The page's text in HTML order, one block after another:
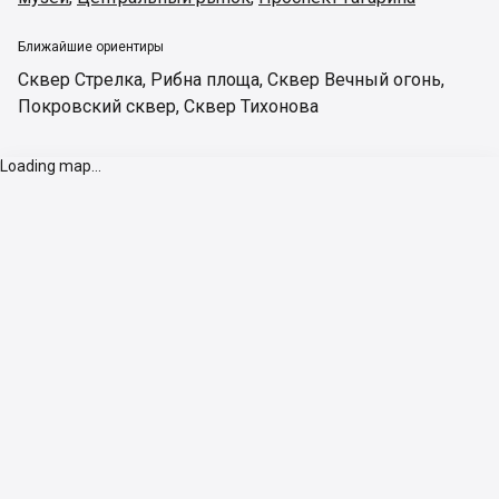
Ближайшие ориентиры
Сквер Стрелка, Рибна площа, Сквер Вечный огонь,
Покровский сквер, Сквер Тихонова
Loading map...